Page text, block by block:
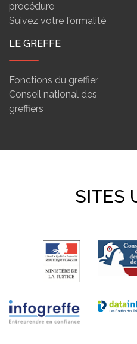
procédure
Suivez votre formalité
LE GREFFE
Fonctions du greffier
Conseil national des
greffiers
SITES